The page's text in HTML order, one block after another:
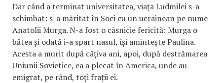
Dar când a terminat universitatea, viața Ludmilei s-a
schimbat: s-a măritat în Soci cu un ucrainean pe nume
Anatolii Murga. N-a fost o căsnicie fericită: Murga o
bătea și odată i-a spart nasul, își amintește Paulina.
Acesta a murit după câțiva ani, apoi, după destrămarea
Uniunii Sovietice, ea a plecat în America, unde au
emigrat, pe rând, toți frații ei.